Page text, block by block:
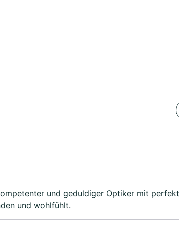
und geduldiger Optiker mit
und wohlfühlt.